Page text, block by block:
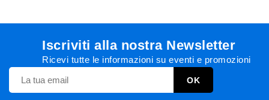
Iscriviti alla nostra Newsletter
Ricevi tutte le informazioni su eventi e promozioni